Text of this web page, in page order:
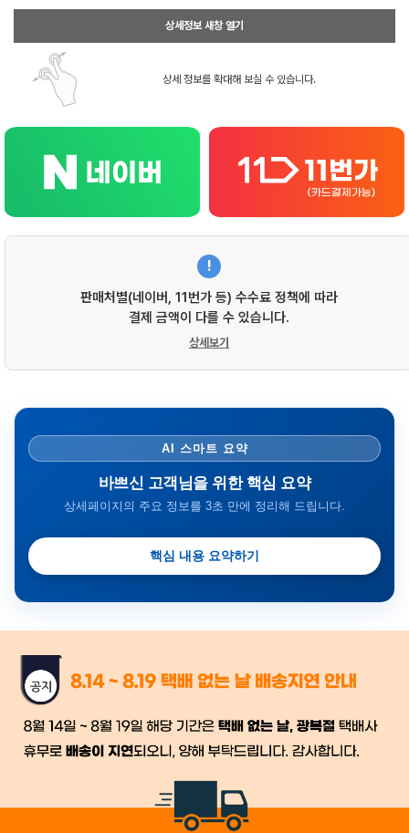
상세정보 새창 열기
상세 정보를 확대해 보실 수 있습니다.
!
판매처별(네이버, 11번가 등) 수수료 정책에 따라
결제 금액이 다를 수 있습니다.
상세보기
AI 스마트 요약
바쁘신 고객님을 위한 핵심 요약
상세페이지의 주요 정보를 3초 만에 정리해 드립니다.
핵심 내용 요약하기
금일 시세가 적용
배송
시작 후 환불이 불가